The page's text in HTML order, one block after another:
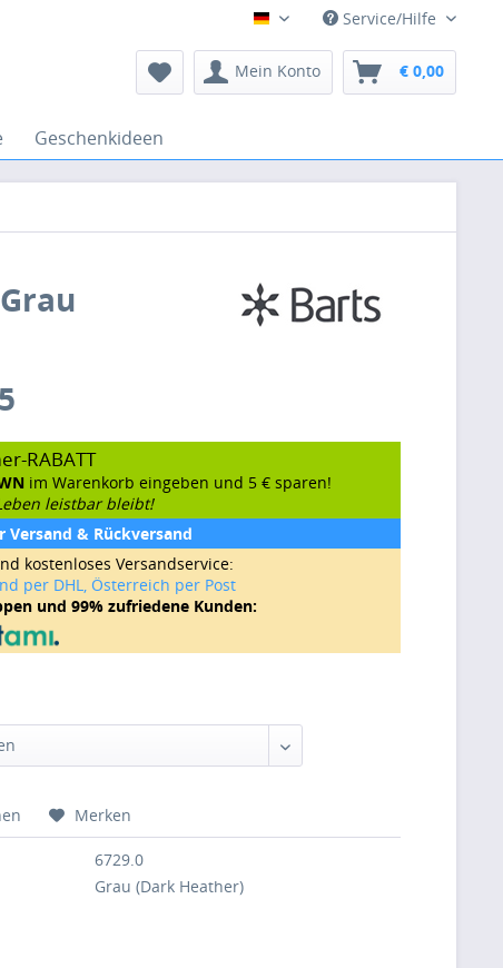
Deutsch Service/Hilfe
Mein Konto € 0,00
Geschenkideen
RABATT
im Warenkorb eingeben und 5 € sparen!
leistbar bleibt!
Versand & Rückversand
kostenloses Versandservice:
per DHL, Österreich per Post
und 99% zufriedene Kunden:
Merken
6729.0
Grau (Dark Heather)